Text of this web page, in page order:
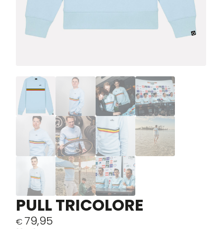
PULL TRICOLORE
€ 79,95